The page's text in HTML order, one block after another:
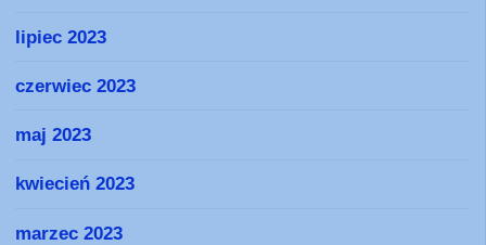
lipiec 2023
czerwiec 2023
maj 2023
kwiecień 2023
marzec 2023